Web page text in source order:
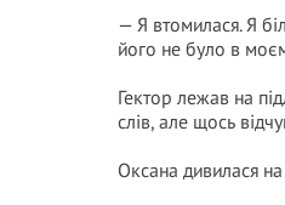
— Я втомилася. Я
його не було в
Гектор лежав на
слів, але щось
Оксана дивилася